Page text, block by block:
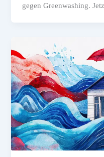
gegen Greenwashing.